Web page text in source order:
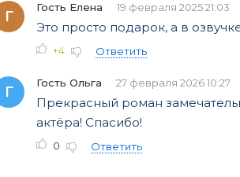
Г
Гость Елена 19 февраля 2025 21:03
Это просто подарок, а в
+4 Ответить
Г
Гость Ольга 27 февраля 2026 10:27
Прекрасный роман
актёра! Спасибо!
0 Ответить